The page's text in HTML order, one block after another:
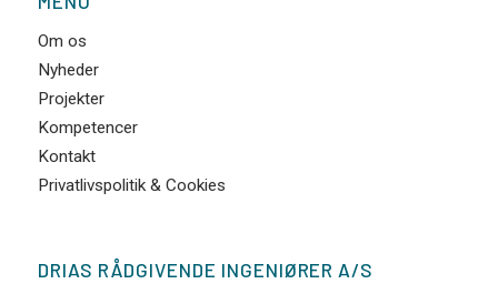
Om os
Nyheder
Projekter
Kompetencer
Kontakt
Privatlivspolitik & Cookies
DRIAS RÅDGIVENDE INGENIØRER A/S